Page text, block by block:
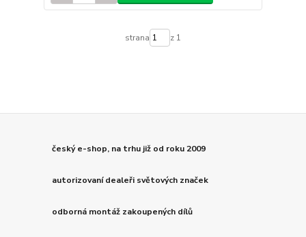
strana z 1
český e-shop, na trhu již od roku 2009
autorizovaní dealeři světových značek
odborná montáž zakoupených dílů